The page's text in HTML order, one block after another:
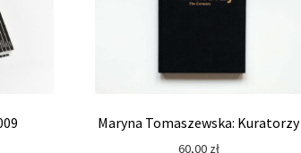
Maryna Tomaszewska: Kuratorzy
60,00 zł